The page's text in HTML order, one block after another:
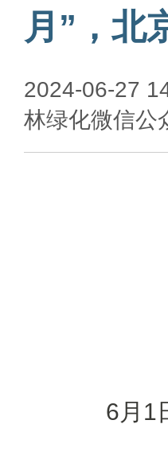
月”，北
2024-06-27
林绿化微信公
6月1